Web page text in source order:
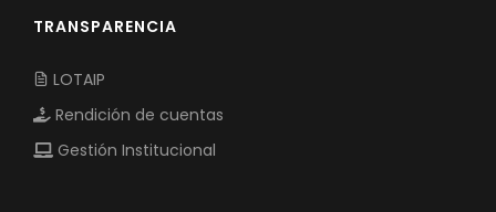
TRANSPARENCIA
LOTAIP
Rendición de cuentas
Gestión Institucional